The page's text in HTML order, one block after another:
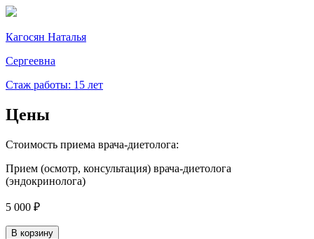
Кагосян Наталья
Сергеевна
Стаж работы: 15 лет
Цены
Стоимость приема врача-диетолога:
Прием (осмотр, консультация) врача-диетолога
(эндокринолога)
5 000 ₽
В корзину